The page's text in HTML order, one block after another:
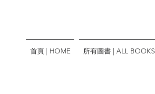
首頁 | HOME 所有圖書 | ALL BOOKS